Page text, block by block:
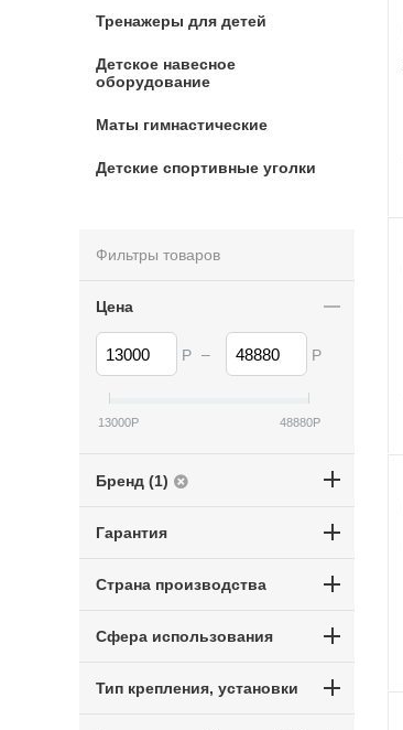
Тренажеры для детей
Детское навесное
оборудование
Маты гимнастические
Детские спортивные уголки
Фильтры товаров
Цена
Р – Р
13000Р 48880Р
Бренд (1)
Гарантия
Страна производства
Сфера использования
Тип крепления, установки